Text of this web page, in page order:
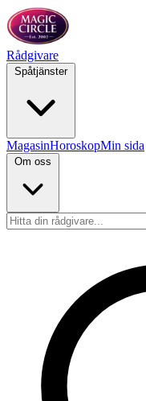
Rådgivare
Spåtjänster
MagasinHoroskopMin sida